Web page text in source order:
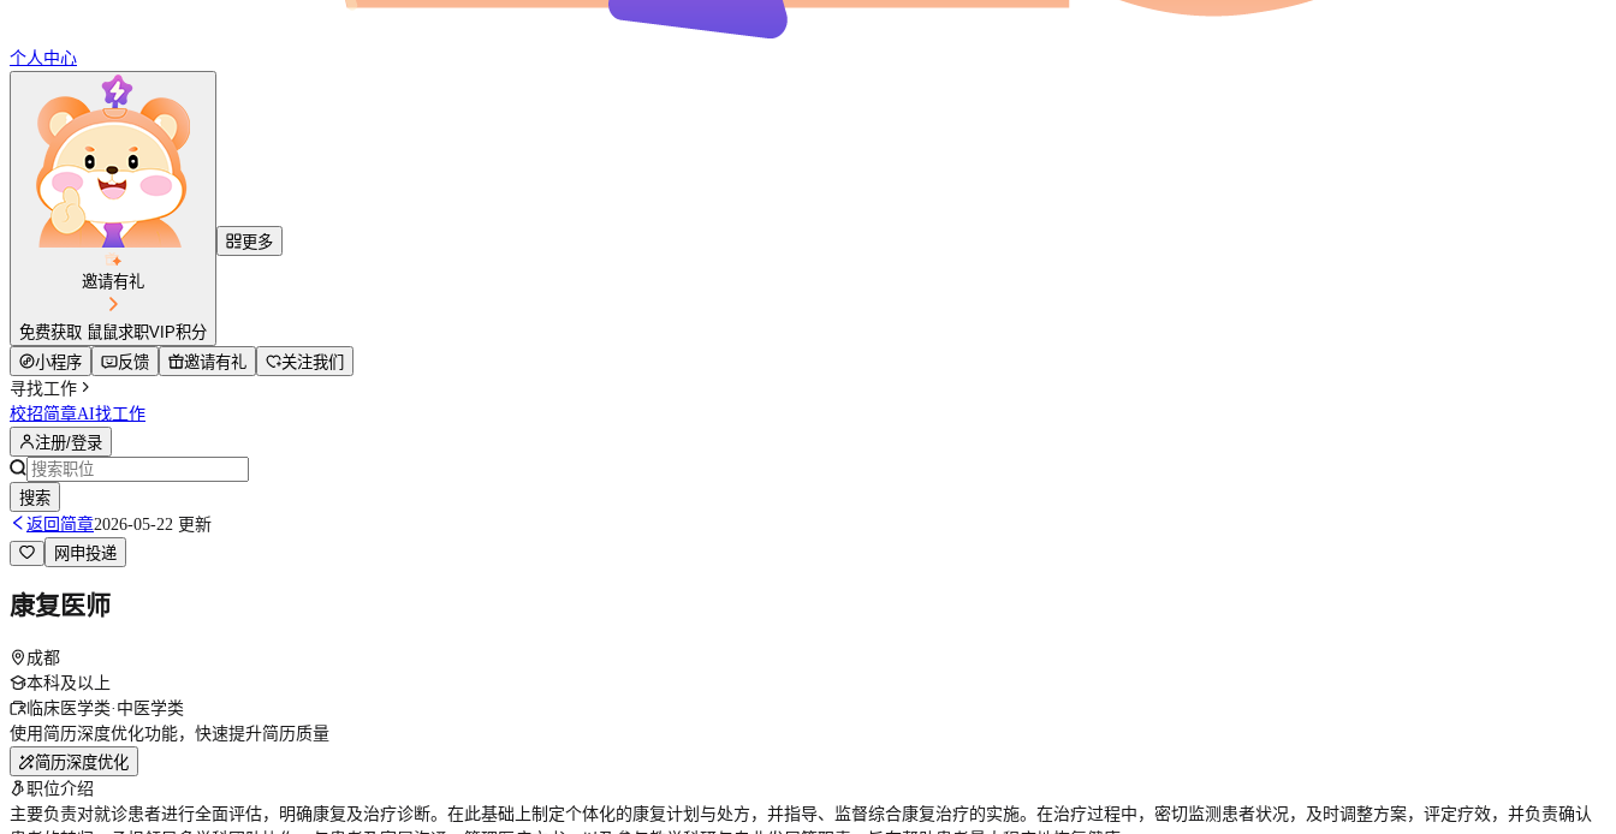
个人中心
邀请有礼
免费获取 鼠鼠求职VIP积分
更多
小程序 反馈 邀请有礼
关注我们
寻找工作
校招简章AI找工作
注册/登录
搜索
返回简章2026-05-22 更新
网申投递
康复医师
成都
本科及以上
临床医学类·中医学类
使用简历深度优化功能，快速提升简历质量
简历深度优化
职位介绍
主要负责对就诊患者进行全面评估，明确康复及治疗诊断。在此基础上制定个体化的康复计划与处方，并指导、监督综合康复治疗的实施。在治疗过程中，密切监测患者状况，及时调整方案，评定疗效，并负责确认